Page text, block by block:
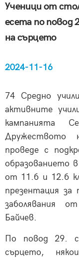
Ученици от
есета по повод
на сърцето
2024-11-16
74 Средно
активните
кампанията
Дружеството
проведе с
образованието
от 11.б и 12.б
презентация за
заболявания
Байчев.
По повод 29.
сърцето,